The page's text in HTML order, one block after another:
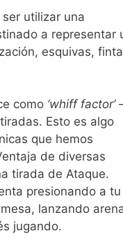
utilizar una
a representar
esquivas,
como ‘whiff factor’
Esto es algo
que hemos
de diversas
tirada de Ataque.
presionando a tu
lanzando
jugando.